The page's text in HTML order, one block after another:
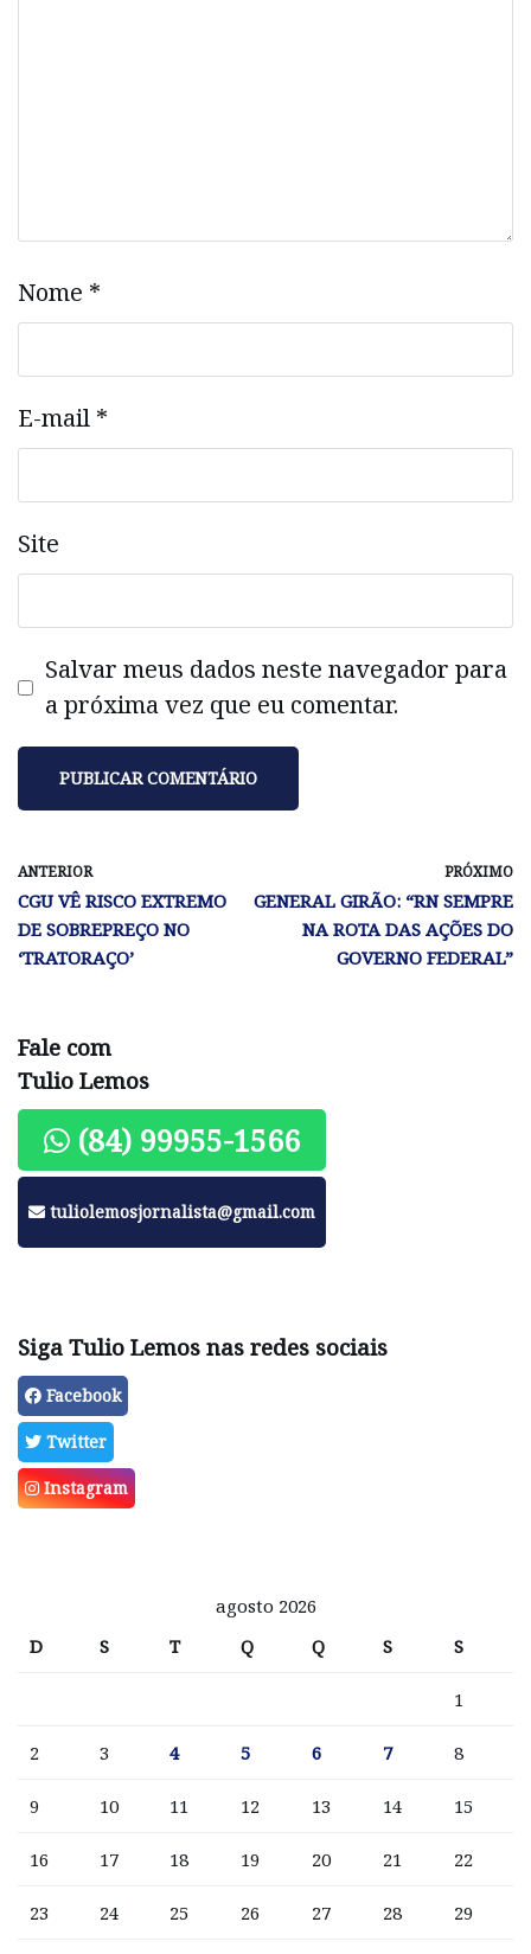
Nome *
E-mail *
Site
Salvar meus dados neste navegador para
a próxima vez que eu comentar.
ANTERIOR
CGU VÊ RISCO EXTREMO
DE SOBREPREÇO NO
‘TRATORAÇO’
PRÓXIMO
GENERAL GIRÃO: “RN SEMPRE
NA ROTA DAS AÇÕES DO
GOVERNO FEDERAL”
Fale com
Tulio Lemos
(84) 99955-1566
tuliolemosjornalista@gmail.com
Siga Tulio Lemos nas redes sociais
Facebook
Twitter
Instagram
agosto 2026
D
S T Q Q S S
1
2 3 4 5 6 7 8
9 10 11 12 13 14 15
16 17 18 19 20 21 22
23 24 25 26 27 28 29